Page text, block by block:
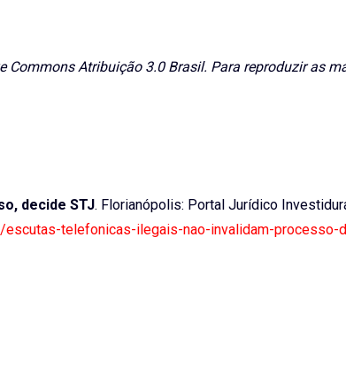
Atribuição 3.0 Brasil. Para reproduzir as
decide STJ. Florianópolis: Portal Jurídico
telefonicas-ilegais-nao-invalidam-processo-